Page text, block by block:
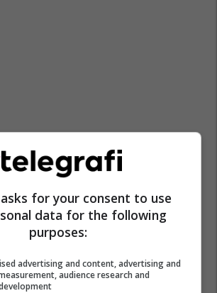
for your consent to use
data for the following
purposes:
advertising and content, advertising and
audience research and